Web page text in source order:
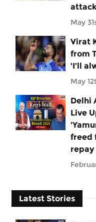
May
Virat
from
'I’ll
May
Delhi
Live
freed
Latest Stories